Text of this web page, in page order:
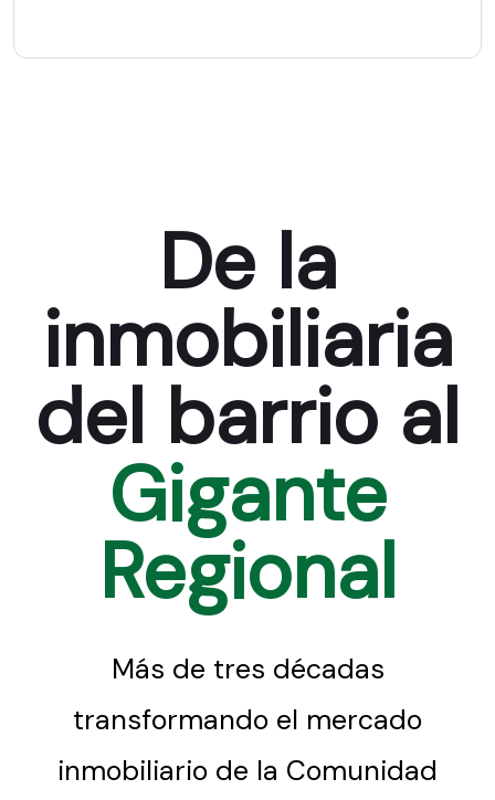
De la
inmobiliaria
del barrio al
Gigante
Regional
Más de tres décadas
transformando el mercado
inmobiliario de la Comunidad